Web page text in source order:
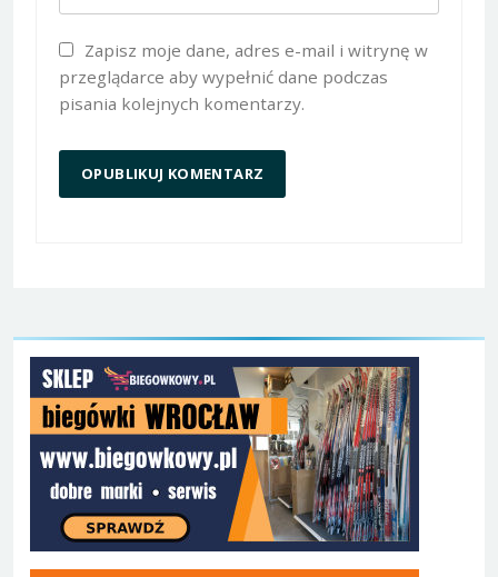
Zapisz moje dane, adres e-mail i witrynę w
przeglądarce aby wypełnić dane podczas
pisania kolejnych komentarzy.